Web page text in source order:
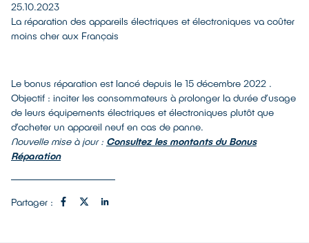
25.10.2023
La réparation des appareils électriques et électroniques va coûter
moins cher aux Français
Le bonus réparation est lancé depuis le 15 décembre 2022 .
Objectif : inciter les consommateurs à prolonger la durée d’usage
de leurs équipements électriques et électroniques plutôt que
d’acheter un appareil neuf en cas de panne.
Nouvelle mise à jour : Consultez les montants du Bonus
Réparation
Partager :